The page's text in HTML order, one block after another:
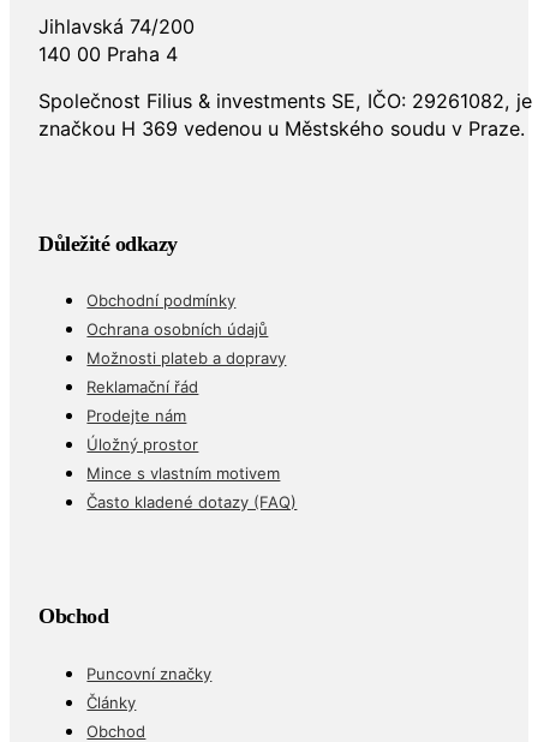
Jihlavská 74/200
140 00 Praha 4
Společnost Filius & investments SE, IČO: 29261082,
značkou H 369 vedenou u Městského soudu v Praze.
Důležité odkazy
Obchodní podmínky
Ochrana osobních údajů
Možnosti plateb a dopravy
Reklamační řád
Prodejte nám
Úložný prostor
Mince s vlastním motivem
Často kladené dotazy (FAQ)
Obchod
Puncovní značky
Články
Obchod